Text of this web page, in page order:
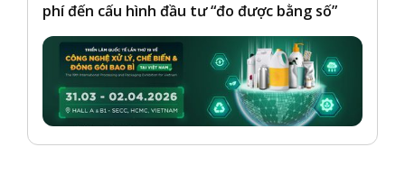
phí đến cấu hình đầu tư “đo được bằng số”